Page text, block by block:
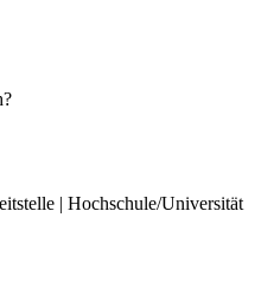
| Hochschule/Universität